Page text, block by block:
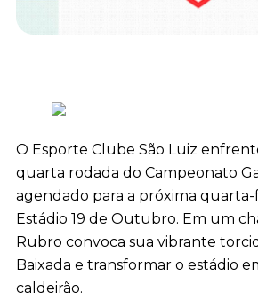
O Esporte Clube São Luiz
quarta rodada do Campeonato
agendado para a próxima quarta-
Estádio 19 de Outubro. Em um
Rubro convoca sua vibrante
Baixada e transformar o estádio
caldeirão.